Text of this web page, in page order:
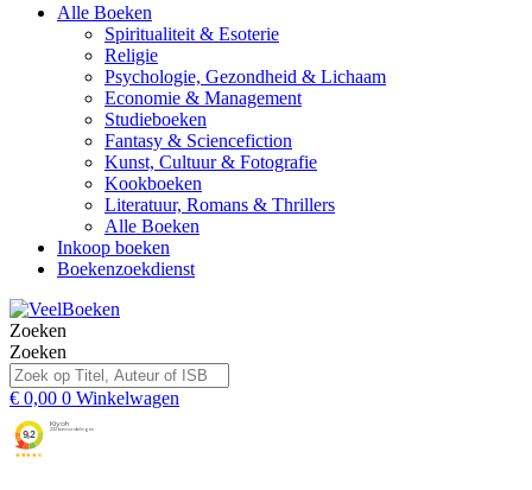
Alle Boeken
Spiritualiteit & Esoterie
Religie
Psychologie, Gezondheid & Lichaam
Economie & Management
Studieboeken
Fantasy & Sciencefiction
Kunst, Cultuur & Fotografie
Kookboeken
Literatuur, Romans & Thrillers
Alle Boeken
Inkoop boeken
Boekenzoekdienst
Zoeken
Zoeken
€ 0,00 0 Winkelwagen